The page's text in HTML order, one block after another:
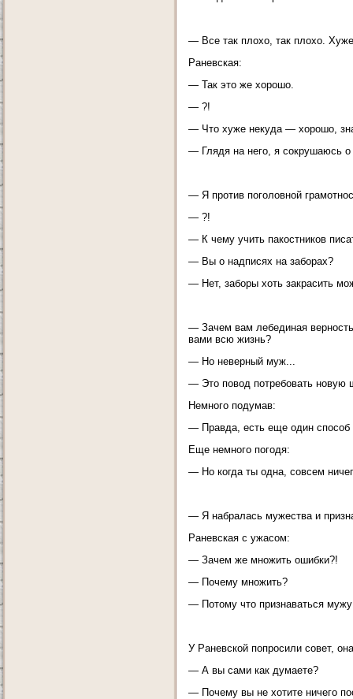
— Все так плохо, так плохо.
Раневская:
— Так это же хорошо.
— ?!
— Что хуже некуда — хорошо,
— Глядя на него, я сокрушаюсь о
— Я против поголовной
— ?!
— К чему учить пакостников
— Вы о надписях на заборах?
— Нет, заборы хоть закрасить
— Зачем вам лебединая
вами всю жизнь?
— Но неверный муж...
— Это повод потребовать новую
Немного подумав:
— Правда, есть еще один способ
Еще немного погодя:
— Но когда ты одна, совсем
— Я набралась мужества и
Раневская с ужасом:
— Зачем же множить ошибки?!
— Почему множить?
— Потому что признаваться
У Раневской попросили совет,
— А вы сами как думаете?
— Почему вы не хотите ничего